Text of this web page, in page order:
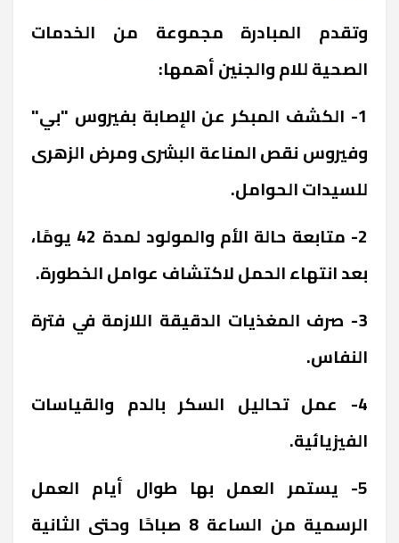
وتقدم المبادرة مجموعة من الخدمات
الصحية للام والجنين أهمها:
1- الكشف المبكر عن الإصابة بفيروس "بي"
وفيروس نقص المناعة البشرى ومرض الزهرى
للسيدات الحوامل.
2- متابعة حالة الأم والمولود لمدة 42 يومًا،
بعد انتهاء الحمل لاكتشاف عوامل الخطورة.
3- صرف المغذيات الدقيقة اللازمة في فترة
النفاس.
4- عمل تحاليل السكر بالدم والقياسات
الفيزيائية.
5- يستمر العمل بها طوال أيام العمل
الرسمية من الساعة 8 صباحًا وحتى الثانية